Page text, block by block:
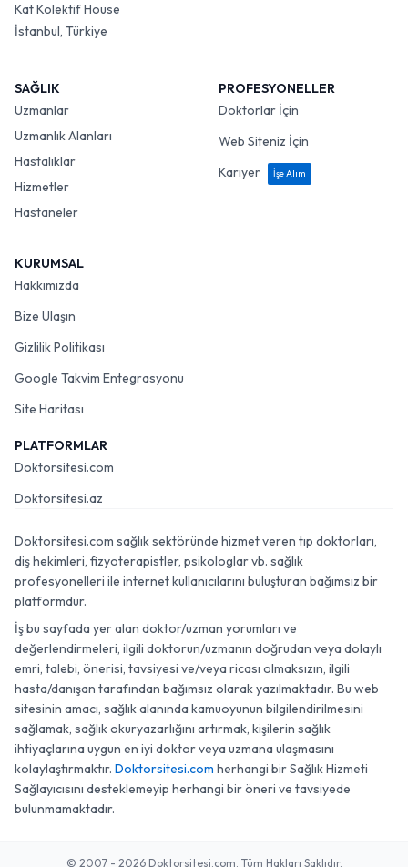
Kat Kolektif House
İstanbul, Türkiye
SAĞLIK
Uzmanlar
Uzmanlık Alanları
Hastalıklar
Hizmetler
Hastaneler
PROFESYONELLER
Doktorlar İçin
Web Siteniz İçin
Kariyer
İşe Alım
KURUMSAL
Hakkımızda
Bize Ulaşın
Gizlilik Politikası
Google Takvim Entegrasyonu
Site Haritası
PLATFORMLAR
Doktorsitesi.com
Doktorsitesi.az
Doktorsitesi.com sağlık sektöründe hizmet veren tıp doktorları,
diş hekimleri, fizyoterapistler, psikologlar vb. sağlık
profesyonelleri ile internet kullanıcılarını buluşturan bağımsız bir
platformdur.
İş bu sayfada yer alan doktor/uzman yorumları ve
değerlendirmeleri, ilgili doktorun/uzmanın doğrudan veya dolaylı
emri, talebi, önerisi, tavsiyesi ve/veya ricası olmaksızın, ilgili
hasta/danışan tarafından bağımsız olarak yazılmaktadır. Bu web
sitesinin amacı, sağlık alanında kamuoyunun bilgilendirilmesini
sağlamak, sağlık okuryazarlığını artırmak, kişilerin sağlık
ihtiyaçlarına uygun en iyi doktor veya uzmana ulaşmasını
kolaylaştırmaktır. Doktorsitesi.com herhangi bir Sağlık Hizmeti
Sağlayıcısını desteklemeyip herhangi bir öneri ve tavsiyede
bulunmamaktadır.
© 2007 - 2026 Doktorsitesi.com. Tüm Hakları Saklıdır.